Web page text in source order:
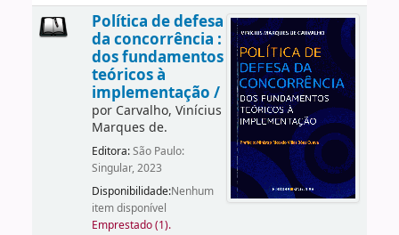
Política de defesa
da concorrência :
dos fundamentos
teóricos à
implementação /
por Carvalho, Vinícius
Marques de.
Editora:São Paulo:
Singular, 2023
Disponibilidade:Nenhum
item disponível
Emprestado (1).